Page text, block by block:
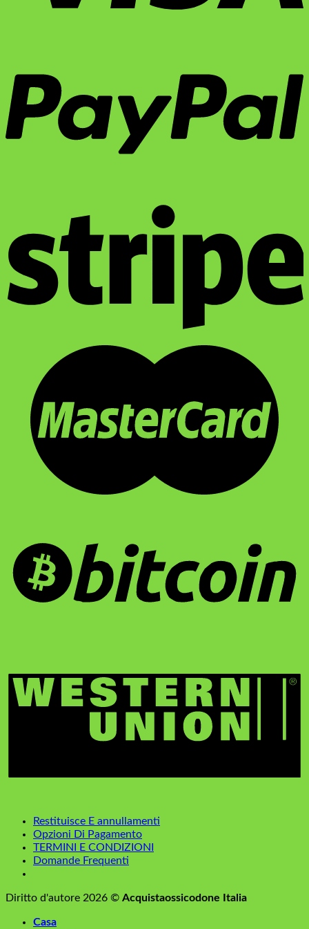
Restituisce E annullamenti
Opzioni Di Pagamento
TERMINI E CONDIZIONI
Domande Frequenti
Diritto d'autore 2026 © Acquistaossicodone Italia
Casa